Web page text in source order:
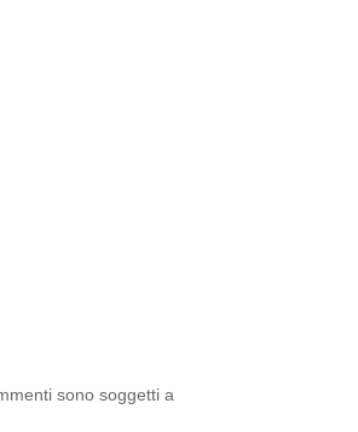
sono soggetti a